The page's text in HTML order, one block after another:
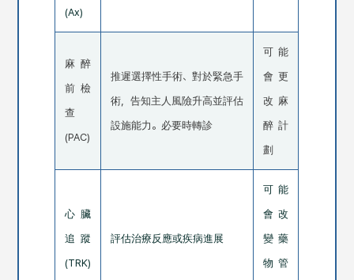
(Ax)
麻醉
前檢
查
(PAC)
推遲選擇性手術、對於緊急手
術，告知主人風險升高並評估
設施能力。必要時轉診
可能
會更
改麻
醉計
劃
心臟
追蹤
(TRK)
評估治療反應或疾病進展
可能
會改
變藥
物管